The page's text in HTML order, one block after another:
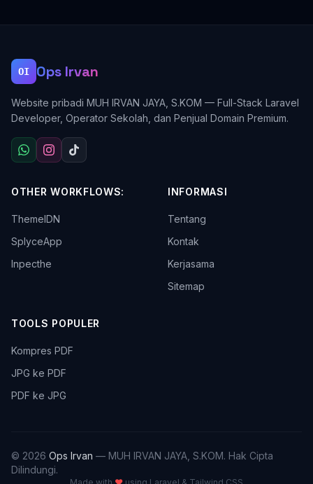
OI Ops Irvan
Website pribadi MUH IRVAN JAYA, S.KOM — Full-Stack Laravel
Developer, Operator Sekolah, dan Penjual Domain Premium.
OTHER WORKFLOWS:
ThemeIDN
SplyceApp
Inpecthe
INFORMASI
Tentang
Kontak
Kerjasama
Sitemap
TOOLS POPULER
Kompres PDF
JPG ke PDF
PDF ke JPG
© 2026 Ops Irvan — MUH IRVAN JAYA, S.KOM. Hak Cipta
Dilindungi.